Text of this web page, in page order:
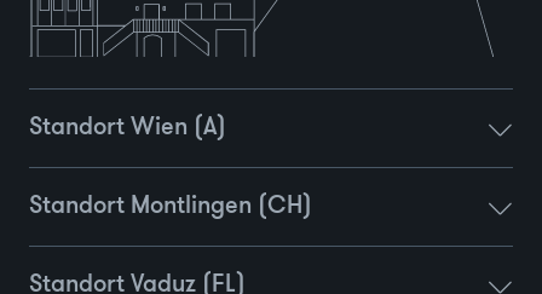
Standort Wien (A)
Standort Montlingen (CH)
Standort Vaduz (FL)